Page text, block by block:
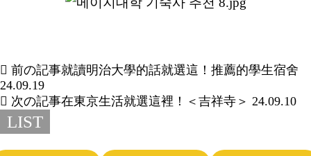
前の記事就讀明治大學的話就選這！推薦的學生宿舍
24.09.19
次の記事在東京生活就選這裡！＜吉祥寺＞ 24.09.10
LIST